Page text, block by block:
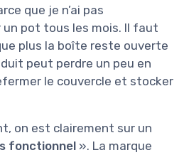
que je n’ai pas
un pot tous les mois. Il faut
plus la boîte reste ouverte
peut perdre un peu en
le couvercle et stocker
on est clairement sur un
fonctionnel ». La marque